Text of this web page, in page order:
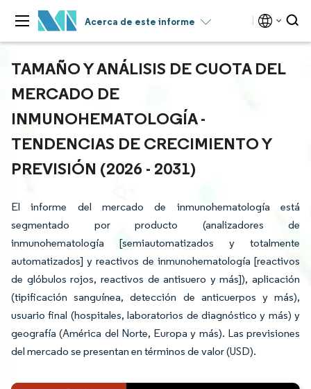
Acerca de este informe
TAMAÑO Y ANÁLISIS DE CUOTA DEL
MERCADO DE
INMUNOHEMATOLOGÍA -
TENDENCIAS DE CRECIMIENTO Y
PREVISIÓN (2026 - 2031)
El informe del mercado de inmunohematología está
segmentado por producto (analizadores de
inmunohematología [semiautomatizados y totalmente
automatizados] y reactivos de inmunohematología [reactivos
de glóbulos rojos, reactivos de antisuero y más]), aplicación
(tipificación sanguínea, detección de anticuerpos y más),
usuario final (hospitales, laboratorios de diagnóstico y más) y
geografía (América del Norte, Europa y más). Las previsiones
del mercado se presentan en términos de valor (USD).